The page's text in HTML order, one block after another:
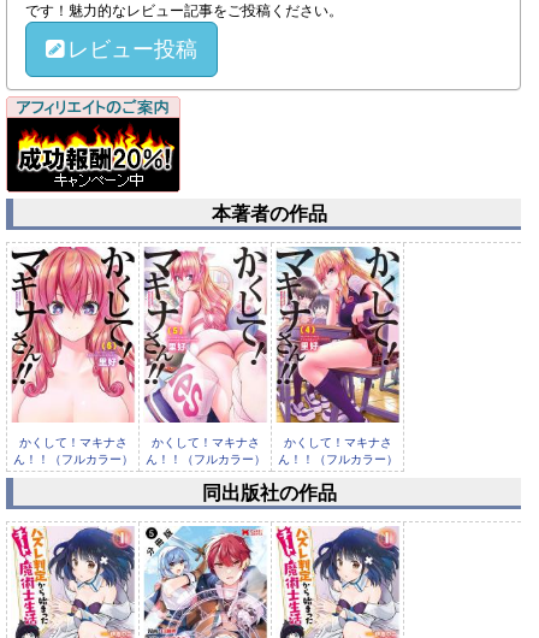
です！魅力的なレビュー記事をご投稿ください。
レビュー投稿
本著者の作品
かくして！マキナさ
ん！！（フルカラー）
： 6
かくして！マキナさ
ん！！（フルカラー）
： 5
かくして！マキナさ
ん！！（フルカラー）
： 4
同出版社の作品